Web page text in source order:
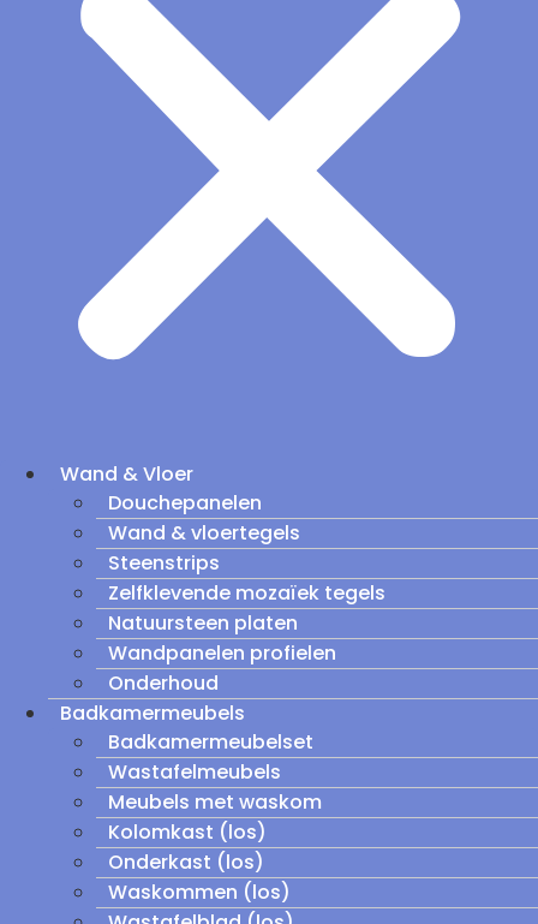
Wand & Vloer
Douchepanelen
Wand & vloertegels
Steenstrips
Zelfklevende mozaïek tegels
Natuursteen platen
Wandpanelen profielen
Onderhoud
Badkamermeubels
Badkamermeubelset
Wastafelmeubels
Meubels met waskom
Kolomkast (los)
Onderkast (los)
Waskommen (los)